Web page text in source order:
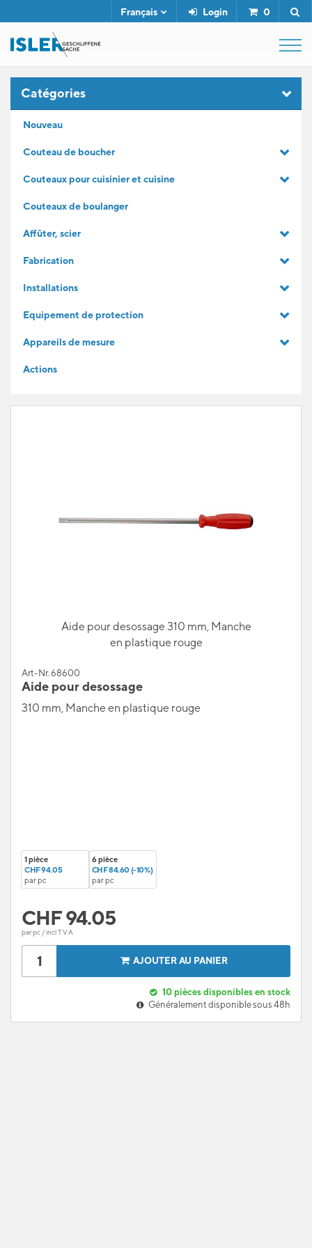
Login 0
Français
SERVICE
Catégories
Nouveau
Couteau de boucher
Couteaux pour cuisinier et cuisine
Couteaux de boulanger
Affûter, scier
Fabrication
Installations
Equipement de protection
Appareils de mesure
Actions
Aide pour desossage 310 mm, Manche
en plastique rouge
Art-Nr. 68600
Aide pour desossage
310 mm, Manche en plastique rouge
1 pièce
CHF 94.05
par pc
6 pièce
CHF 84.60 (-10%)
par pc
CHF94.05
par pc / incl T.V.A
AJOUTER AU PANIER
10 pièces disponibles en stock
Généralement disponible sous 48h